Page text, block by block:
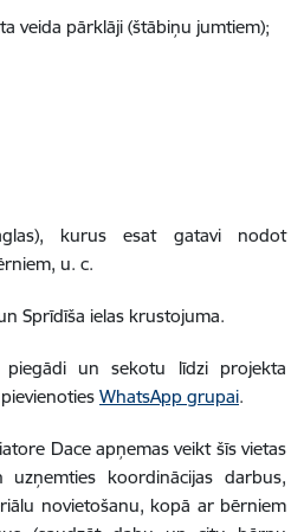
veida pārklāji (štābiņu jumtiem);
kurus esat gatavi nodot
u. c.
Sprīdīša ielas krustojuma.
piegādi un sekotu līdzi projekta
WhatsApp grupai.
Dace apņemas veikt šīs vietas
koordinācijas darbus,
novietošanu, kopā ar bērniem